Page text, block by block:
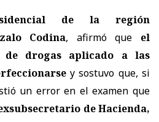
de la región
Codina, afirmó que el
de drogas aplicado a las
y sostuvo que, si
un error en el examen que
de Hacienda,